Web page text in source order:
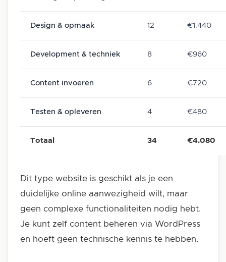
Design & opmaak 12 €1.440
Development & techniek 8 €960
Content invoeren 6 €720
Testen & opleveren 4 €480
Totaal 34 €4.080
Dit type website is geschikt als je een
duidelijke online aanwezigheid wilt, maar
geen complexe functionaliteiten nodig hebt.
Je kunt zelf content beheren via WordPress
en hoeft geen technische kennis te hebben.